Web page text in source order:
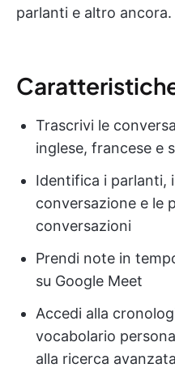
parlanti e altro ancora.
Trascrivi le
inglese, francese e
Identifica i parlanti,
conversazione e le
conversazioni
Prendi note in
su Google Meet
Accedi alla
vocabolario
alla ricerca